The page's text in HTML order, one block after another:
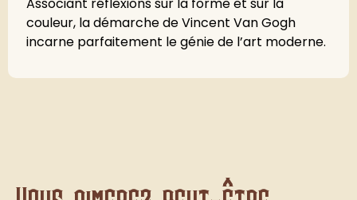
couleur, la démarche de Vincent Van Gogh
incarne parfaitement le génie de l’art moderne.